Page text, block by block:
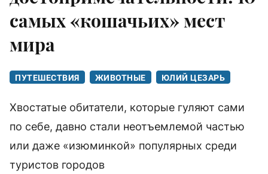
самых «кошачьих» мест
мира
ПУТЕШЕСТВИЯ ЖИВОТНЫЕ ЮЛИЙ ЦЕЗАРЬ
Хвостатые обитатели, которые гуляют сами
по себе, давно стали неотъемлемой частью
или даже «изюминкой» популярных среди
туристов городов